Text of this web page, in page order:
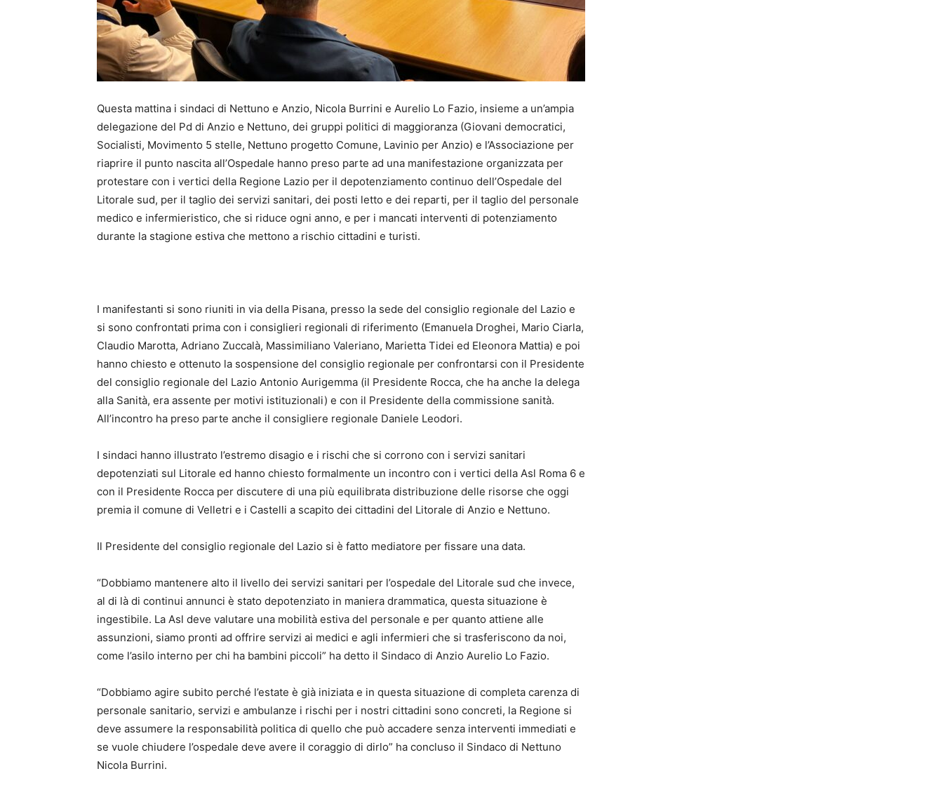
Questa mattina i sindaci di Nettuno e Anzio, Nicola Burrini e Aurelio Lo Fazio, insieme a un’ampia
delegazione del Pd di Anzio e Nettuno, dei gruppi politici di maggioranza (Giovani democratici,
Socialisti, Movimento 5 stelle, Nettuno progetto Comune, Lavinio per Anzio) e l’Associazione per
riaprire il punto nascita all’Ospedale hanno preso parte ad una manifestazione organizzata per
protestare con i vertici della Regione Lazio per il depotenziamento continuo dell’Ospedale del
Litorale sud, per il taglio dei servizi sanitari, dei posti letto e dei reparti, per il taglio del personale
medico e infermieristico, che si riduce ogni anno, e per i mancati interventi di potenziamento
durante la stagione estiva che mettono a rischio cittadini e turisti.
I manifestanti si sono riuniti in via della Pisana, presso la sede del consiglio regionale del Lazio e
si sono confrontati prima con i consiglieri regionali di riferimento (Emanuela Droghei, Mario Ciarla,
Claudio Marotta, Adriano Zuccalà, Massimiliano Valeriano, Marietta Tidei ed Eleonora Mattia) e poi
hanno chiesto e ottenuto la sospensione del consiglio regionale per confrontarsi con il Presidente
del consiglio regionale del Lazio Antonio Aurigemma (il Presidente Rocca, che ha anche la delega
alla Sanità, era assente per motivi istituzionali) e con il Presidente della commissione sanità.
All’incontro ha preso parte anche il consigliere regionale Daniele Leodori.
I sindaci hanno illustrato l’estremo disagio e i rischi che si corrono con i servizi sanitari
depotenziati sul Litorale ed hanno chiesto formalmente un incontro con i vertici della Asl Roma 6 e
con il Presidente Rocca per discutere di una più equilibrata distribuzione delle risorse che oggi
premia il comune di Velletri e i Castelli a scapito dei cittadini del Litorale di Anzio e Nettuno.
Il Presidente del consiglio regionale del Lazio si è fatto mediatore per fissare una data.
“Dobbiamo mantenere alto il livello dei servizi sanitari per l’ospedale del Litorale sud che invece,
al di là di continui annunci è stato depotenziato in maniera drammatica, questa situazione è
ingestibile. La Asl deve valutare una mobilità estiva del personale e per quanto attiene alle
assunzioni, siamo pronti ad offrire servizi ai medici e agli infermieri che si trasferiscono da noi,
come l’asilo interno per chi ha bambini piccoli” ha detto il Sindaco di Anzio Aurelio Lo Fazio.
“Dobbiamo agire subito perché l’estate è già iniziata e in questa situazione di completa carenza di
personale sanitario, servizi e ambulanze i rischi per i nostri cittadini sono concreti, la Regione si
deve assumere la responsabilità politica di quello che può accadere senza interventi immediati e
se vuole chiudere l’ospedale deve avere il coraggio di dirlo” ha concluso il Sindaco di Nettuno
Nicola Burrini.